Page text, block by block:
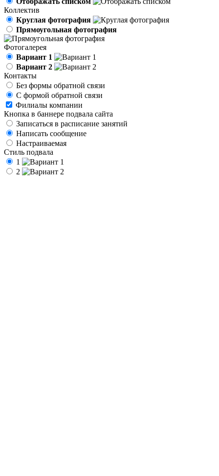
Коллектив
Круглая фотография
Прямоугольная фотография
Фотогалерея
Вариант 1
Вариант 2
Контакты
Без формы обратной связи
С формой обратной связи
Филиалы компании
Кнопка в баннере подвала сайта
Записаться в расписание занятий
Написать сообщение
Настраиваемая
Стиль подвала
1
2